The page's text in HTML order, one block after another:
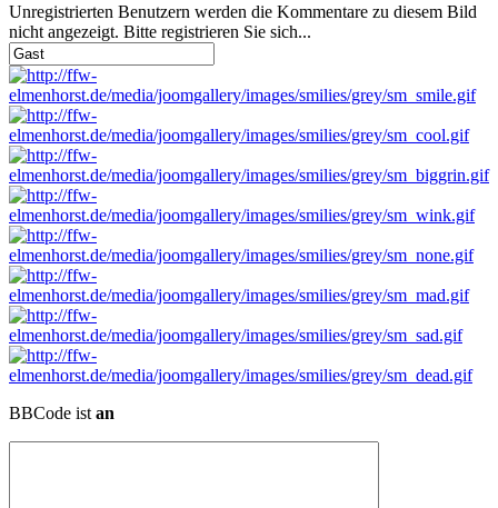
Unregistrierten Benutzern werden die Kommentare zu diesem Bild
nicht angezeigt. Bitte registrieren Sie sich...
BBCode ist an